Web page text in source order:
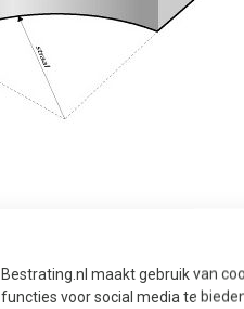
Bestrating.nl maakt gebruik van
functies voor social media te